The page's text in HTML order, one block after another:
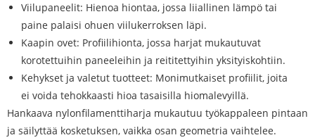
Viilupaneelit: Hienoa hiontaa, jossa liiallinen lämpö tai
paine palaisi ohuen viilukerroksen läpi.
Kaapin ovet: Profiilihionta, jossa harjat mukautuvat
korotettuihin paneeleihin ja reititettyihin yksityiskohtiin.
Kehykset ja valetut tuotteet: Monimutkaiset profiilit, joita
ei voida tehokkaasti hioa tasaisilla hiomalevyillä.
Hankaava nylonfilamenttiharja mukautuu työkappaleen pintaan
ja säilyttää kosketuksen, vaikka osan geometria vaihtelee.